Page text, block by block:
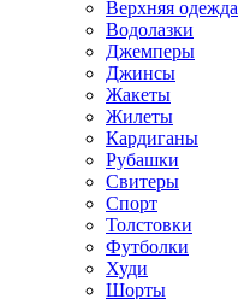
Верхняя одежда
Водолазки
Джемперы
Джинсы
Жакеты
Жилеты
Кардиганы
Рубашки
Свитеры
Спорт
Толстовки
Футболки
Худи
Шорты